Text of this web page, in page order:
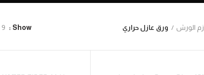
الورش ورق عازل حراري Show
9